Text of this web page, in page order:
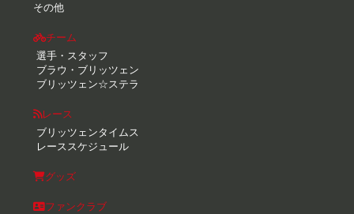
その他
チーム
選手・スタッフ
ブラウ・ブリッツェン
ブリッツェン☆ステラ
レース
ブリッツェンタイムス
レーススケジュール
グッズ
ファンクラブ